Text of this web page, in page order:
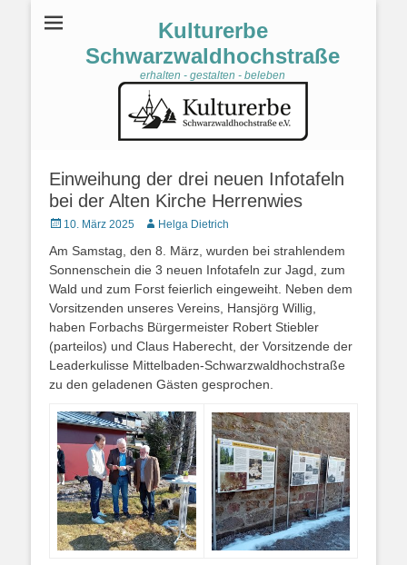
Kulturerbe
Schwarzwaldhochstraße
erhalten - gestalten - beleben
Einweihung der drei neuen Infotafeln
bei der Alten Kirche Herrenwies
Veröffentlicht
10. März 2025 AutorHelga Dietrich
Am Samstag, den 8. März, wurden bei strahlendem
Sonnenschein die 3 neuen Infotafeln zur Jagd, zum
Wald und zum Forst feierlich eingeweiht. Neben dem
Vorsitzenden unseres Vereins, Hansjörg Willig,
haben Forbachs Bürgermeister Robert Stiebler
(parteilos) und Claus Haberecht, der Vorsitzende der
Leaderkulisse Mittelbaden-Schwarzwaldhochstraße
zu den geladenen Gästen gesprochen.